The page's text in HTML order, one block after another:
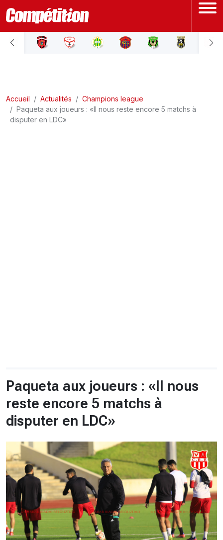
ACCUEIL
LIGUE 2
COUPE D'ALGÉRIE
Accueil Actualités
Champions league
Paqueta aux joueurs : «Il nous reste encore 5 matchs à
disputer en LDC»
Paqueta aux joueurs : «Il nous
reste encore 5 matchs à
disputer en LDC»